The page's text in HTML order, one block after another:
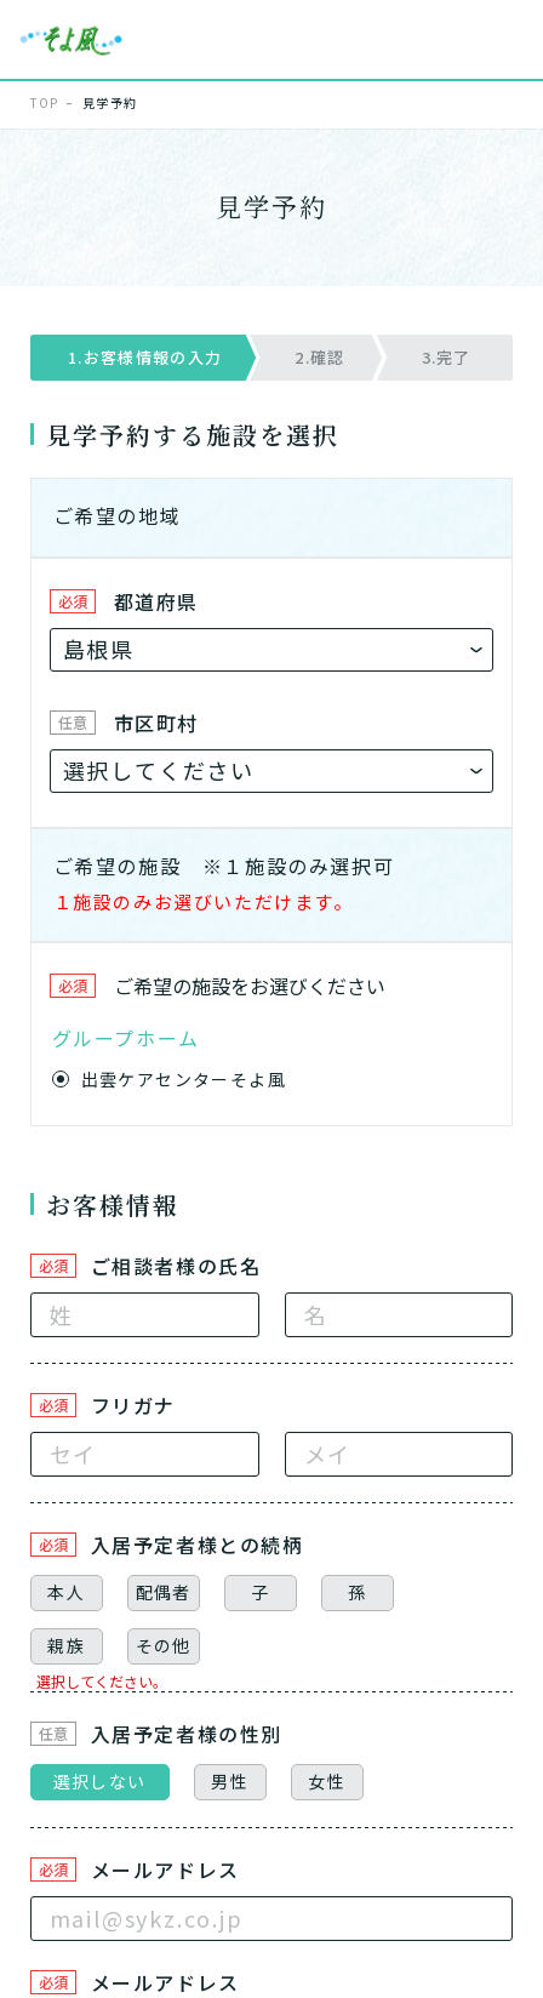
TOP 見学予約
見学予約
1.お客様情報の入力 2.確認 3.完了
見学予約する施設を選択
ご希望の地域
必須 都道府県
任意 市区町村
ご希望の施設 ※１施設のみ選択可
１施設のみお選びいただけます。
必須 ご希望の施設をお選びください
グループホーム
出雲ケアセンターそよ風
お客様情報
必須 ご相談者様の氏名
必須 フリガナ
必須 入居予定者様との続柄
本人 配偶者 子 孫
親族 その他
選択してください。
任意 入居予定者様の性別
選択しない 男性 女性
必須 メールアドレス
必須 メールアドレス